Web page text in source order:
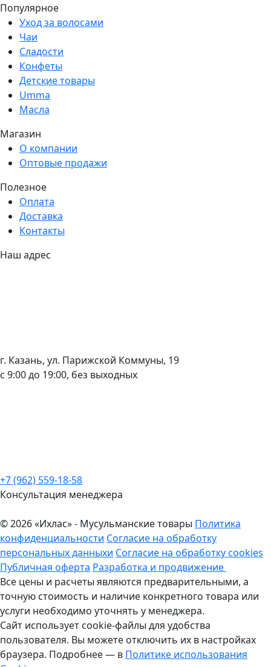
Популярное
Уход за волосами
Чаи
Сладости
Конфеты
Детские товары
Umma
Масла
Магазин
О компании
Оптовые продажи
Полезное
Оплата
Доставка
Контакты
Наш адрес
г. Казань, ул. Парижской Коммуны, 19
с 9:00 до 19:00, без выходных
+7 (962) 559-18-58
Консультация менеджера
© 2026 «Ихлас» - Мусульманские товары Политика
конфиденциальности Согласие на обработку
персональных данныхи Согласие на обработку cookies
Публичная оферта Разработка и продвижение
Все цены и расчеты являются предварительными, а
точную стоимость и наличие конкретного товара или
услуги необходимо уточнять у менеджера.
Сайт использует cookie-файлы для удобства
пользователя. Вы можете отключить их в настройках
браузера. Подробнее — в Политике использования